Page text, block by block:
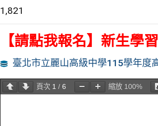
1,821
【請點我報名】新生學
臺北市立麗山高級中學115學年度
頁次 1 / 6 縮放 100%